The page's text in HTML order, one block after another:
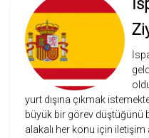
yurt dışına çıkmak
büyük bir görev düştüğünü
alakalı her konu için